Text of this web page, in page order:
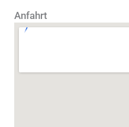
Anfahrt